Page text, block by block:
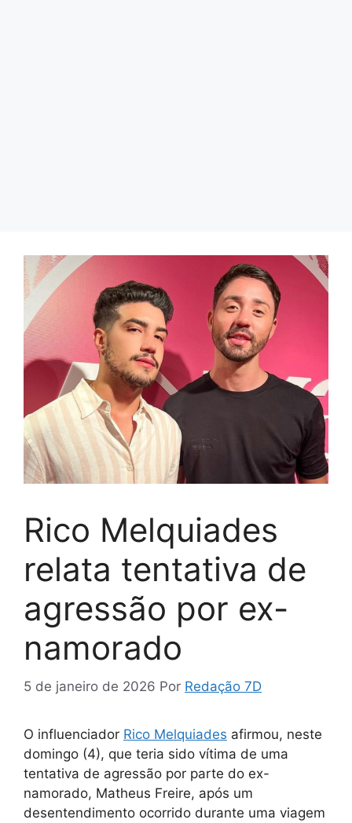
Rico Melquiades
relata tentativa de
agressão por ex-
namorado
5 de janeiro de 2026 Por Redação 7D
O influenciador Rico Melquiades afirmou, neste
domingo (4), que teria sido vítima de uma
tentativa de agressão por parte do ex-
namorado, Matheus Freire, após um
desentendimento ocorrido durante uma viagem